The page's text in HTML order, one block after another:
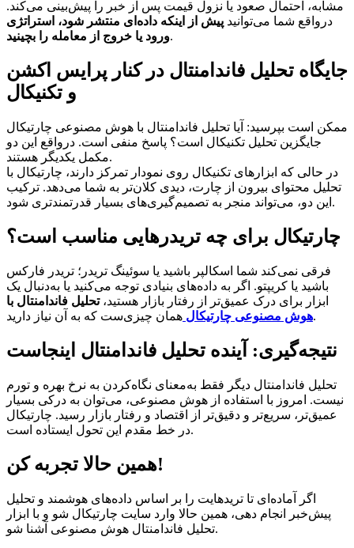
مشابه، احتمال صعود یا نزول قیمت پس از خبر را پیش‌بینی می‌کند.
درواقع شما می‌توانید پیش از اینکه داده‌ای منتشر شود، استراتژی
ورود یا خروج از معامله را بچینید.
جایگاه تحلیل فاندامنتال در کنار پرایس اکشن
و تکنیکال
ممکن است بپرسید: آیا تحلیل فاندامنتال با هوش مصنوعی چارتیکال
جایگزین تحلیل تکنیکال است؟ پاسخ منفی است. درواقع این دو
مکمل یکدیگر هستند.
در حالی که ابزارهای تکنیکال روی نمودار تمرکز دارند، چارتیکال با
تحلیل محتوای بیرون از چارت، دیدی کلان‌تر به شما می‌دهد. ترکیب
این دو، می‌تواند منجر به تصمیم‌گیری‌های بسیار قدرتمندتری شود.
چارتیکال برای چه تریدرهایی مناسب است؟
فرقی نمی‌کند شما اسکالپر باشید یا سوئینگ تریدر؛ تریدر فارکس
باشید یا کریپتو. اگر به داده‌های بنیادی توجه می‌کنید یا به‌دنبال یک
ابزار برای درک عمیق‌تر از رفتار بازار هستید،تحلیل فاندامنتال با
هوش مصنوعی چارتیکالهمان چیزی‌ست که به آن نیاز دارید.
نتیجه‌گیری: آینده تحلیل فاندامنتال اینجاست
تحلیل فاندامنتال دیگر فقط به‌معنای نگاه‌کردن به نرخ بهره و تورم
نیست. امروز با استفاده از هوش مصنوعی، می‌توان به درکی بسیار
عمیق‌تر، سریع‌تر و دقیق‌تر از اقتصاد و رفتار بازار رسید. چارتیکال
در خط مقدم این تحول ایستاده است.
همین حالا تجربه کن!
اگر آماده‌ای تا تریدهایت را بر اساس داده‌های هوشمند و تحلیل
پیش‌خبر انجام دهی، همین حالا وارد سایت چارتیکال شو و با ابزار
تحلیل فاندامنتال هوش مصنوعی آشنا شو.